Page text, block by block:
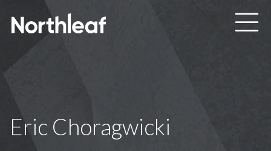
Eric Choragwicki